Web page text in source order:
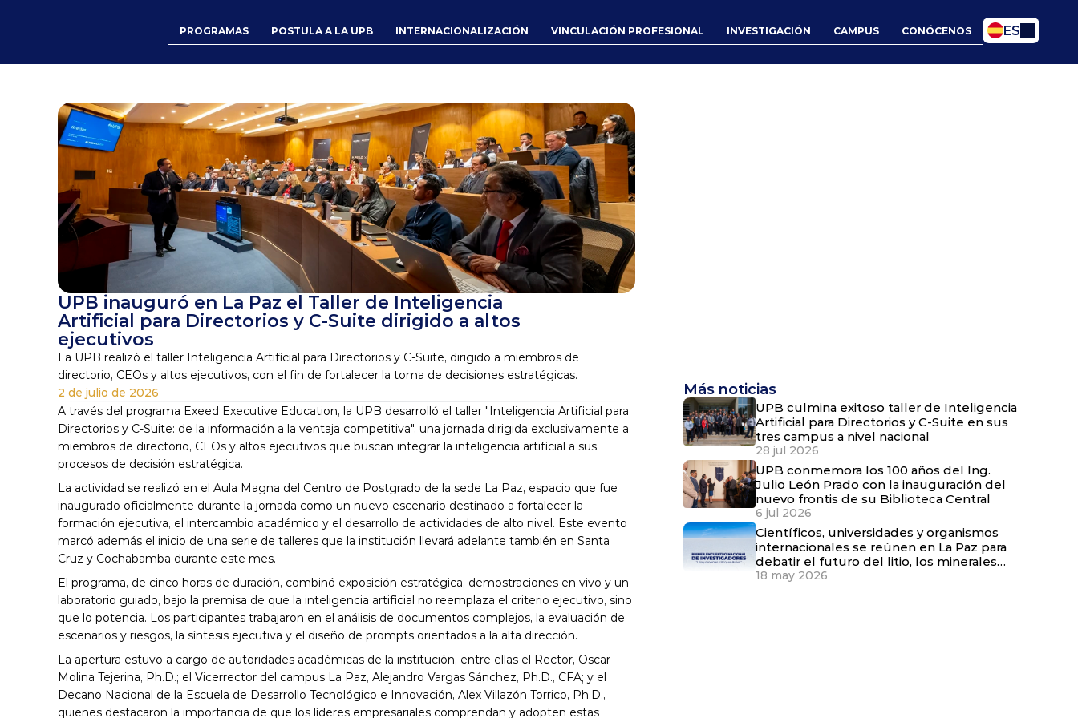
PROGRAMAS POSTULA A LA UPB INTERNACIONALIZACIÓN VINCULACIÓN PROFESIONAL INVESTIGACIÓN CAMPUS CONÓCENOS
Select Language
ES
UPB inauguró en La Paz el Taller de Inteligencia
Artificial para Directorios y C-Suite dirigido a altos
ejecutivos
La UPB realizó el taller Inteligencia Artificial para Directorios y C-Suite, dirigido a miembros de
directorio, CEOs y altos ejecutivos, con el fin de fortalecer la toma de decisiones estratégicas.
2 de julio de 2026
A través del programa Exeed Executive Education, la UPB desarrolló el taller "Inteligencia Artificial para
Directorios y C-Suite: de la información a la ventaja competitiva", una jornada dirigida exclusivamente a
miembros de directorio, CEOs y altos ejecutivos que buscan integrar la inteligencia artificial a sus
procesos de decisión estratégica.
La actividad se realizó en el Aula Magna del Centro de Postgrado de la sede La Paz, espacio que fue
inaugurado oficialmente durante la jornada como un nuevo escenario destinado a fortalecer la
formación ejecutiva, el intercambio académico y el desarrollo de actividades de alto nivel. Este evento
marcó además el inicio de una serie de talleres que la institución llevará adelante también en Santa
Cruz y Cochabamba durante este mes.
El programa, de cinco horas de duración, combinó exposición estratégica, demostraciones en vivo y un
laboratorio guiado, bajo la premisa de que la inteligencia artificial no reemplaza el criterio ejecutivo, sino
que lo potencia. Los participantes trabajaron en el análisis de documentos complejos, la evaluación de
escenarios y riesgos, la síntesis ejecutiva y el diseño de prompts orientados a la alta dirección.
La apertura estuvo a cargo de autoridades académicas de la institución, entre ellas el Rector, Oscar
Molina Tejerina, Ph.D.; el Vicerrector del campus La Paz, Alejandro Vargas Sánchez, Ph.D., CFA; y el
Decano Nacional de la Escuela de Desarrollo Tecnológico e Innovación, Alex Villazón Torrico, Ph.D.,
quienes destacaron la importancia de que los líderes empresariales comprendan y adopten estas
Más noticias
UPB culmina exitoso taller de Inteligencia
Artificial para Directorios y C-Suite en sus
tres campus a nivel nacional
28 jul 2026
UPB conmemora los 100 años del Ing.
Julio León Prado con la inauguración del
nuevo frontis de su Biblioteca Central
6 jul 2026
Científicos, universidades y organismos
internacionales se reúnen en La Paz para
debatir el futuro del litio, los minerales
críticos y el agua en Bolivia
18 may 2026